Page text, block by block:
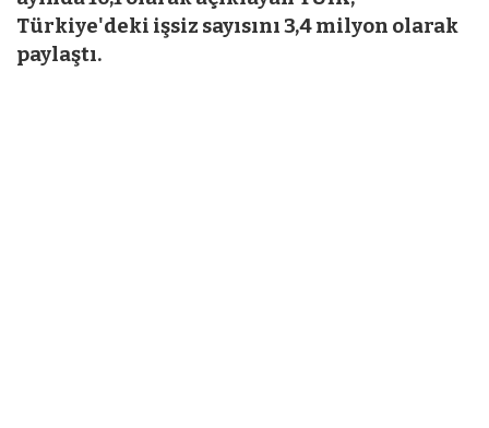
Türkiye'deki işsiz sayısını 3,4 milyon olarak
paylaştı.